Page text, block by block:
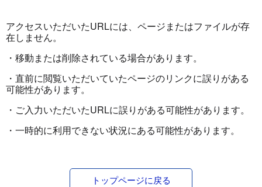
アクセスいただいたURLには、ページまたはファイルが存
在しません。
・移動または削除されている場合があります。
・直前に閲覧いただいていたページのリンクに誤りがある
可能性があります。
・ご入力いただいたURLに誤りがある可能性があります。
・一時的に利用できない状況にある可能性があります。
トップページに戻る